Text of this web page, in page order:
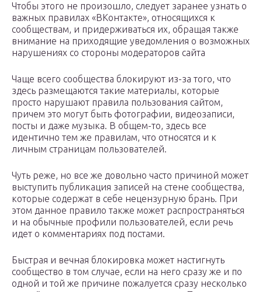
Чтобы этого не произошло, следует заранее узнать о
важных правилах «ВКонтакте», относящихся к
сообществам, и придерживаться их, обращая также
внимание на приходящие уведомления о возможных
нарушениях со стороны модераторов сайта
Чаще всего сообщества блокируют из-за того, что
здесь размещаются такие материалы, которые
просто нарушают правила пользования сайтом,
причем это могут быть фотографии, видеозаписи,
посты и даже музыка. В общем-то, здесь все
идентично тем же правилам, что относятся и к
личным страницам пользователей.
Чуть реже, но все же довольно часто причиной может
выступить публикация записей на стене сообщества,
которые содержат в себе нецензурную брань. При
этом данное правило также может распространяться
и на обычные профили пользователей, если речь
идет о комментариях под постами.
Быстрая и вечная блокировка может настигнуть
сообщество в том случае, если на него сразу же и по
одной и той же причине пожалуется сразу несколько